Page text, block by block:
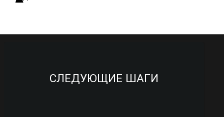
СЛЕДУЮЩИЕ ШАГИ